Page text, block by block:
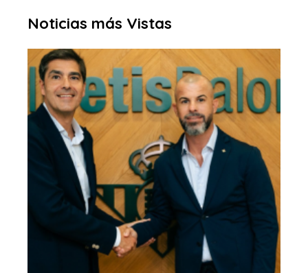
Noticias más Vistas